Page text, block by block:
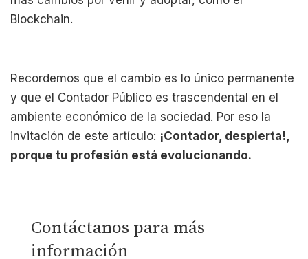
Blockchain.
Recordemos que el cambio es lo único permanente
y que el Contador Público es trascendental en el
ambiente económico de la sociedad. Por eso la
invitación de este artículo: ¡Contador, despierta!,
porque tu profesión está evolucionando.
Contáctanos para más
información